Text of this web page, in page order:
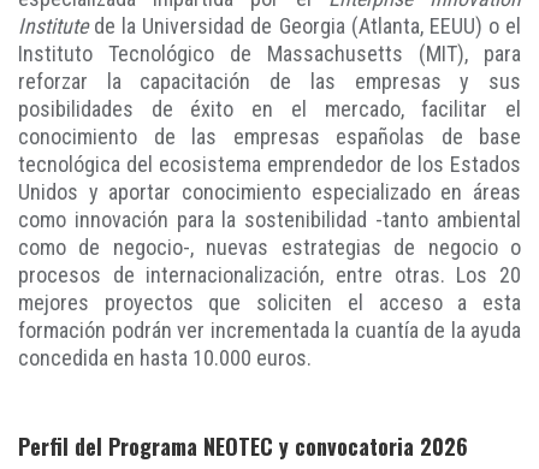
Institutede la Universidad de Georgia (Atlanta, EEUU) o el
Instituto Tecnológico de Massachusetts (MIT), para
reforzar la capacitación de las empresas y sus
posibilidades de éxito en el mercado, facilitar el
conocimiento de las empresas españolas de base
tecnológica del ecosistema emprendedor de los Estados
Unidos y aportar conocimiento especializado en áreas
como innovación para la sostenibilidad -tanto ambiental
como de negocio-, nuevas estrategias de negocio o
procesos de internacionalización, entre otras. Los 20
mejores proyectos que soliciten el acceso a esta
formación podrán ver incrementada la cuantía de la ayuda
concedida en hasta 10.000 euros.
Perfil del Programa NEOTEC y convocatoria 2026